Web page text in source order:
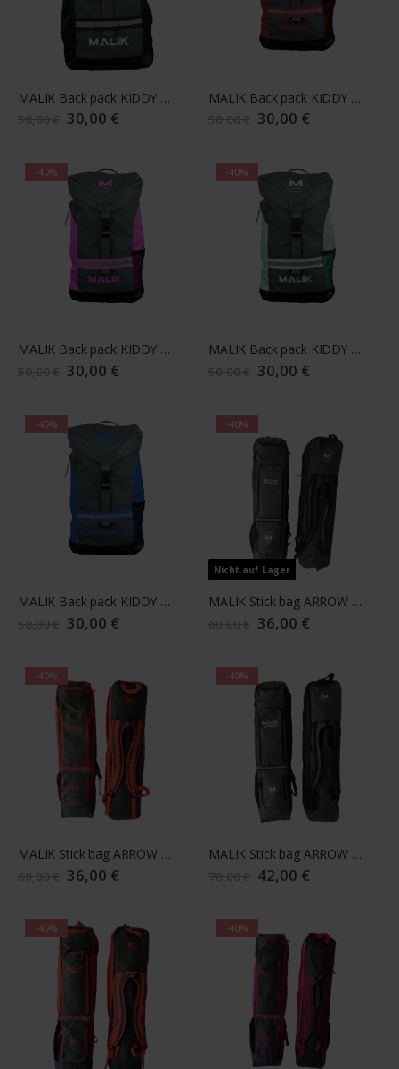
MALIK Back pack KIDDY 23/24 black
Sonderangebot
30,00 €
MALIK Back pack KIDDY 23/24 red
Sonderangebot
30,00 €
-40%
MALIK Back pack KIDDY 23/24 pink
Sonderangebot
30,00 €
-40%
MALIK Back pack KIDDY 23/24 mint
Sonderangebot
30,00 €
-40%
MALIK Back pack KIDDY 23/24 blue
Sonderangebot
30,00 €
-40%
Nicht auf Lager
MALIK Stick bag ARROW JR 23/24 black
Sonderangebot
36,00 €
-40%
MALIK Stick bag ARROW JR 23/24 red
Sonderangebot
36,00 €
-40%
MALIK Stick bag ARROW 23/24 black
Sonderangebot
42,00 €
-40% -40%